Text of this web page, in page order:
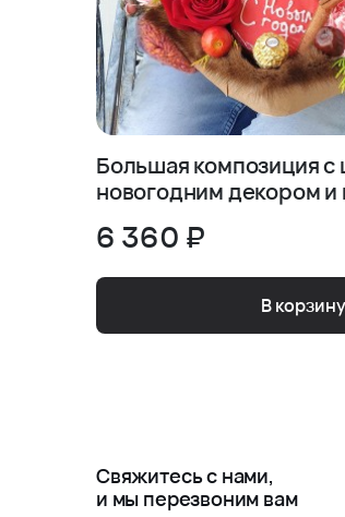
Большая композиция с
новогодним декором
6 360 ₽
В корзину
Свяжитесь с нами,
и мы перезвоним вам